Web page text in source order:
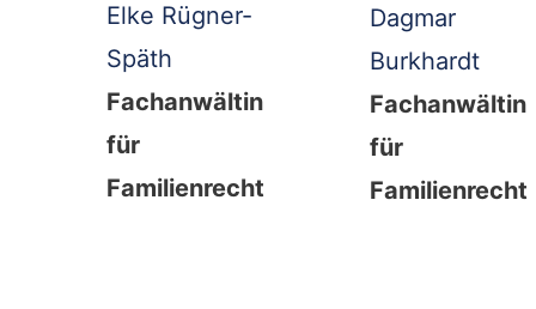
Elke Rügner-
Späth
Fachanwältin
für
Familienrecht
Dagmar
Burkhardt
Fachanwältin
für
Familienrecht